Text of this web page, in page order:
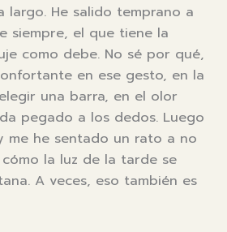
largo. He salido temprano a
siempre, el que tiene la
como debe. No sé por qué,
en ese gesto, en la
una barra, en el olor
pegado a los dedos. Luego
me he sentado un rato a no
la luz de la tarde se
A veces, eso también es